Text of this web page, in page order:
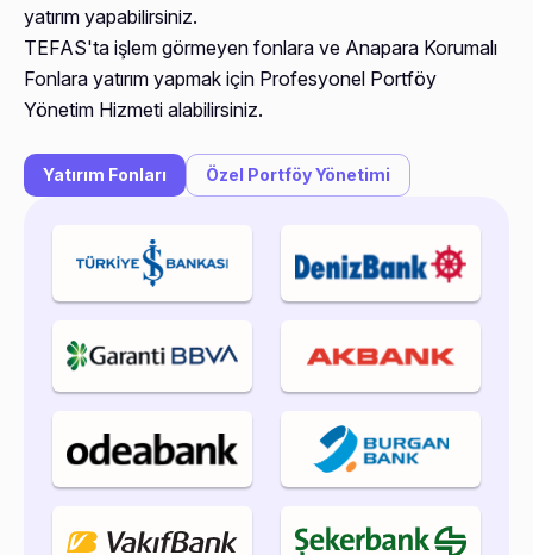
yatırım yapabilirsiniz.
TEFAS'ta işlem görmeyen fonlara ve Anapara Korumalı
Fonlara yatırım yapmak için Profesyonel Portföy
Yönetim Hizmeti alabilirsiniz.
Yatırım Fonları Özel Portföy Yönetimi